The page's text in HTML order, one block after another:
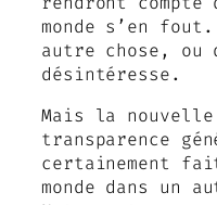
monde s’en
autre chose, ou
désintéresse.
Mais la
transparence
certainement
monde dans un